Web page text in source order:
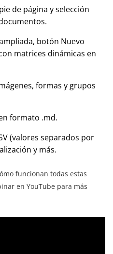
de página y selección
botón Nuevo
matrices dinámicas en
formas y grupos
formato .md.
(valores separados por
y más.
funcionan todas estas
en YouTube para más